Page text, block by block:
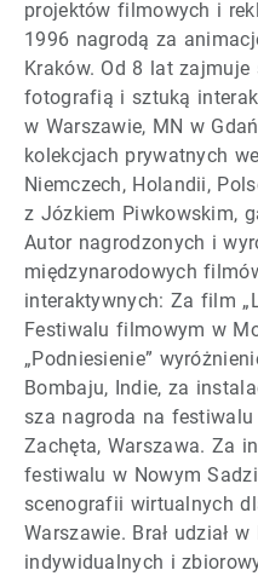
projektów filmowych i
1996 nagrodą za
Kraków. Od 8 lat
fotografią i sztuką
w Warszawie, MN w
kolekcjach prywatnych
Niemczech, Holandii,
z Józkiem Piwkowskim,
Autor nagrodzonych i
międzynarodowych
interaktywnych: Za film
Festiwalu filmowym w
„Podniesienie”
Bombaju, Indie, za
sza nagroda na festiwalu
Zachęta, Warszawa. Za
festiwalu w Nowym
scenografii wirtualnych
Warszawie. Brał udział
indywidualnych i